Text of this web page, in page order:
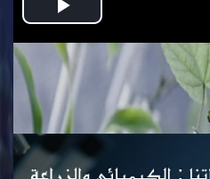
Play
Video